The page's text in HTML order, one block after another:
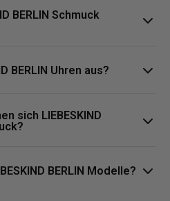
Business und besondere
BERLIN Schmuck
Stilrichtungen, von dezent bis
BERLIN Uhren aus?
die sich ideal für Alltag,
eignen.
sich LIEBESKIND
kombinieren lassen.
BERLIN Modelle?